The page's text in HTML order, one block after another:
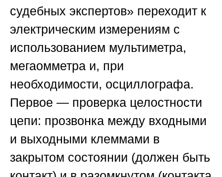
судебных экспертов» переходит к
электрическим измерениям с
использованием мультиметра,
мегаомметра и, при
необходимости, осциллографа.
Первое — проверка целостности
цепи: прозвонка между входными
и выходными клеммами в
закрытом состоянии (должен быть